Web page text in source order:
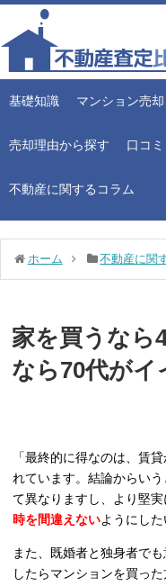
基礎知識 マンション売却
売却理由から探す 口コミ
不動産に関するコラム
ホーム 不動産に関
家を買うなら
なら70代がイ
「最終的に得なのは、賃
れています。結論からい
て異なりますし、より堅実
時を間違えないようにした
また、既婚者と独身者で
したらマンションを買っ